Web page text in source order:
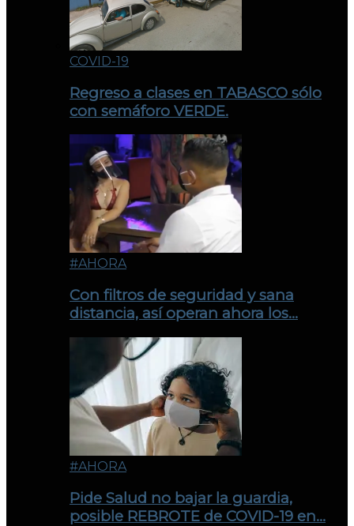
COVID-19
Regreso a clases en TABASCO sólo
con semáforo VERDE.
#AHORA
Con filtros de seguridad y sana
distancia, así operan ahora los…
#AHORA
Pide Salud no bajar la guardia,
posible REBROTE de COVID-19 en…